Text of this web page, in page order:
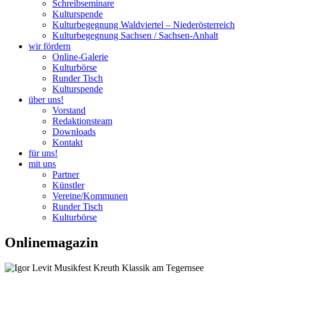
Schreibseminare
Kulturspende
Kulturbegegnung Waldviertel – Niederösterreich
Kulturbegegnung Sachsen / Sachsen-Anhalt
wir fördern
Online-Galerie
Kulturbörse
Runder Tisch
Kulturspende
über uns!
Vorstand
Redaktionsteam
Downloads
Kontakt
für uns!
mit uns
Partner
Künstler
Vereine/Kommunen
Runder Tisch
Kulturbörse
Onlinemagazin